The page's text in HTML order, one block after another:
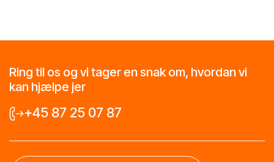
Ring til os og vi tager en snak om, hvordan vi
kan hjælpe jer
+45 87 25 07 87